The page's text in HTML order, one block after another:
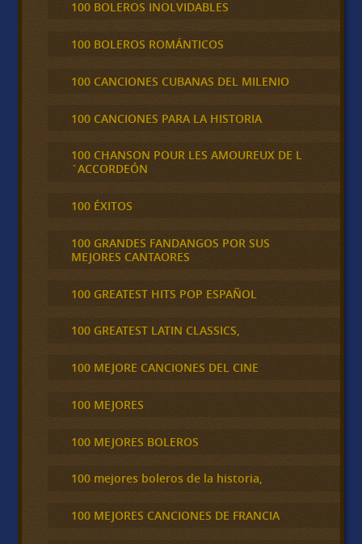
100 BOLEROS INOLVIDABLES
100 BOLEROS ROMÁNTICOS
100 CANCIONES CUBANAS DEL MILENIO
100 CANCIONES PARA LA HISTORIA
100 CHANSON POUR LES AMOUREUX DE L
´ACCORDEÓN
100 ÉXITOS
100 GRANDES FANDANGOS POR SUS
MEJORES CANTAORES
100 GREATEST HITS POP ESPAÑOL
100 GREATEST LATIN CLASSICS,
100 MEJORE CANCIONES DEL CINE
100 MEJORES
100 MEJORES BOLEROS
100 mejores boleros de la historia,
100 MEJORES CANCIONES DE FRANCIA